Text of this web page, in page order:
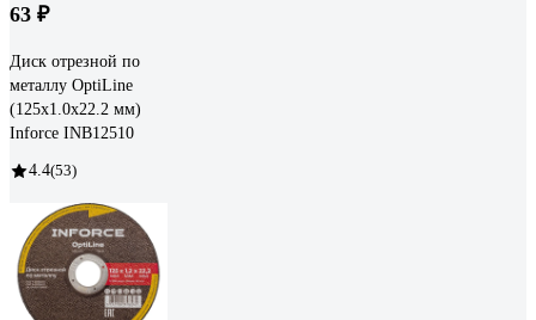
63 ₽
Диск отрезной по
металлу OptiLine
(125x1.0x22.2 мм)
Inforce INB12510
4.4(53)